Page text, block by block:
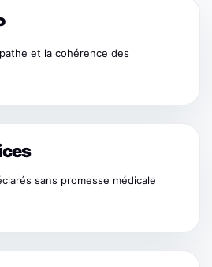
et la cohérence des
sans promesse médicale